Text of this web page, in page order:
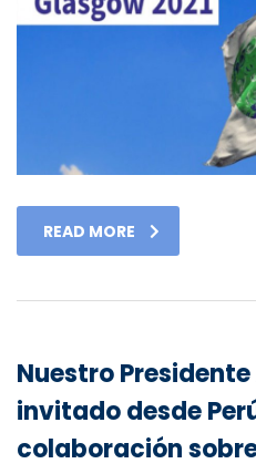
READ MORE
Nuestro
invitado desde
colaboración